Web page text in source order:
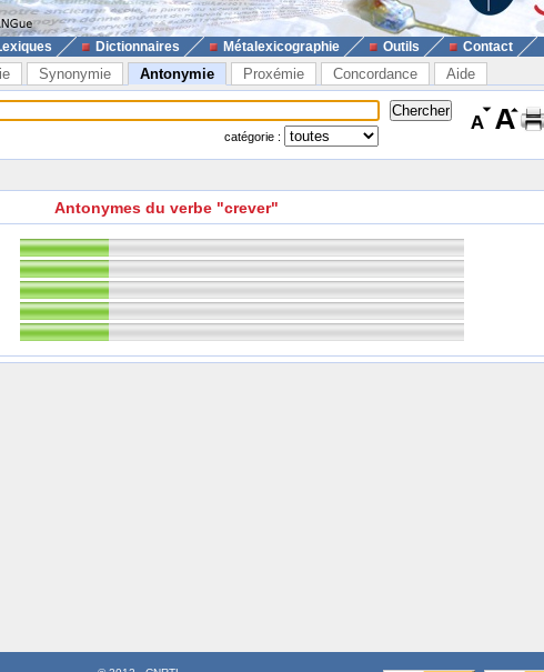
Dictionnaires Métalexicographie Outils Contact
Synonymie Antonymie Proxémie Concordance Aide
catégorie :
Antonymes du verbe "crever"